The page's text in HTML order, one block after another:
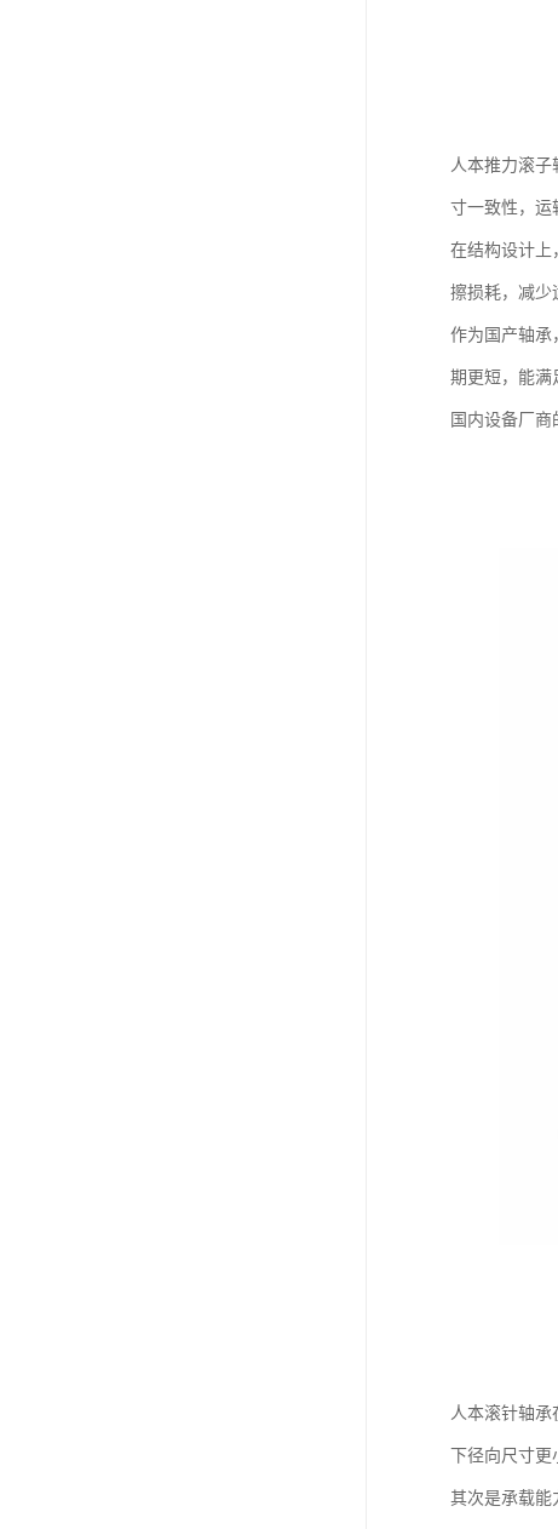
人本推力滚子
寸一致性，运
在结构设计上
擦损耗，减少
作为国产轴承
期更短，能满
国内设备厂商
人本滚针轴承
下径向尺寸
其次是承载能